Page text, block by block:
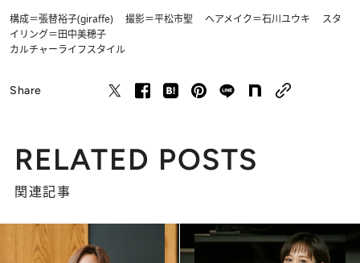
構成＝張替裕子(giraffe) 撮影＝平松市聖 ヘアメイク＝石川ユウキ スタ
イリング＝田中美穂子
カルチャーライフスタイル
Share
RELATED POSTS
関連記事